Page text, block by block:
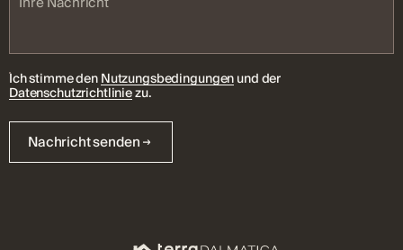
Ich stimme denNutzungsbedingungenund der
Datenschutzrichtliniezu.
Nachricht senden